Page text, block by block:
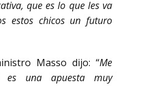
que es lo que les va
estos chicos un futuro
Masso dijo: “Me
es una apuesta muy